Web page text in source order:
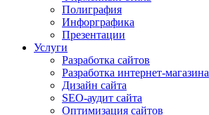
Полиграфия
Инфорграфика
Презентации
Услуги
Разработка сайтов
Разработка интернет-магазина
Дизайн сайта
SEO-аудит сайта
Оптимизация сайтов